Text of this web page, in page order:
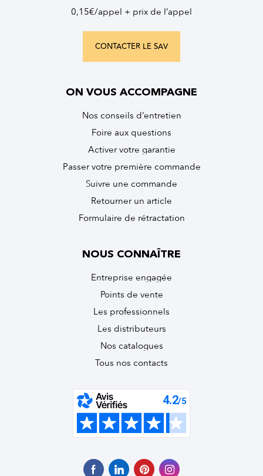
0,15€/appel + prix de l’appel
CONTACTER LE SAV
ON VOUS ACCOMPAGNE
Nos conseils d’entretien
Foire aux questions
Activer votre garantie
Passer votre première commande
Suivre une commande
Retourner un article
Formulaire de rétractation
NOUS CONNAÎTRE
Entreprise engagée
Points de vente
Les professionnels
Les distributeurs
Nos catalogues
Tous nos contacts